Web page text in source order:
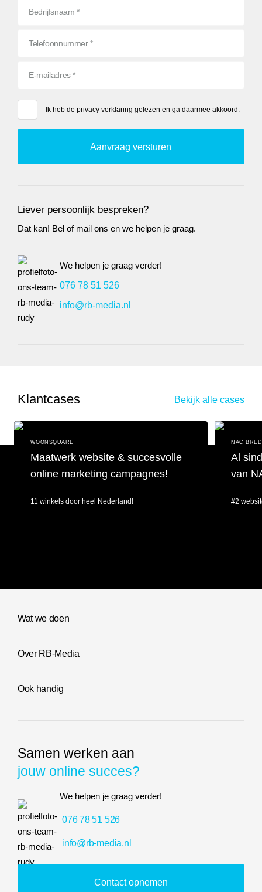
Ik heb de privacy verklaring gelezen en ga daarmee akkoord.
Liever persoonlijk bespreken?
Dat kan! Bel of mail ons en we helpen je graag.
We helpen je graag verder!
076 78 51 526
info@rb-media.nl
Klantcases Bekijk alle cases
WOONSQUARE
Maatwerk website & succesvolle
online marketing campagnes!
11 winkels door heel Nederland!
NAC
Al
van
#2
Samen werken aan
jouw online succes?
We helpen je graag verder!
076 78 51 526
info@rb-media.nl
Contact opnemen
Wat we doen
Over RB-Media
Ook handig